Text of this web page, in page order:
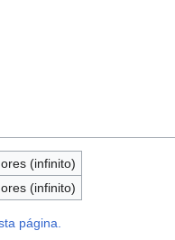
(infinito)
(infinito)
página.